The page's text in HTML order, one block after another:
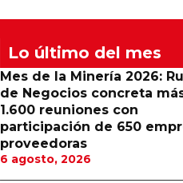
Lo último del mes
Mes de la Minería 2026:
de Negocios concreta
1.600 reuniones con
participación de 650
proveedoras
6 agosto, 2026